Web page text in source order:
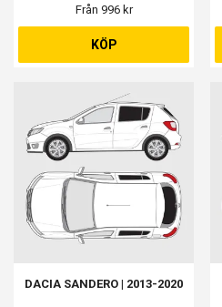
Från 996 kr
KÖP
DACIA SANDERO | 2013-2020